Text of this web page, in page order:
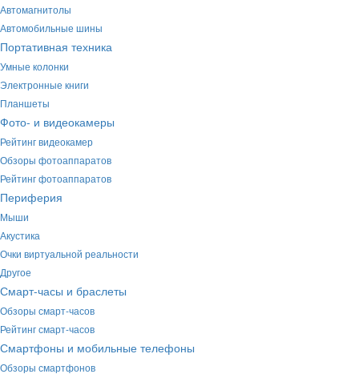
Автомагнитолы
Автомобильные шины
Портативная техника
Умные колонки
Электронные книги
Планшеты
Фото- и видеокамеры
Рейтинг видеокамер
Обзоры фотоаппаратов
Рейтинг фотоаппаратов
Периферия
Мыши
Акустика
Очки виртуальной реальности
Другое
Смарт-часы и браслеты
Обзоры смарт-часов
Рейтинг смарт-часов
Смартфоны и мобильные телефоны
Обзоры смартфонов